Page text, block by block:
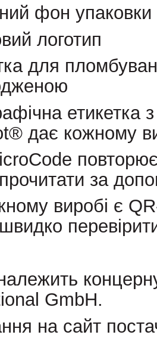
фон
логотип
для
етикетка
дає кожному
за
виробі є
GmbH.
на сайт